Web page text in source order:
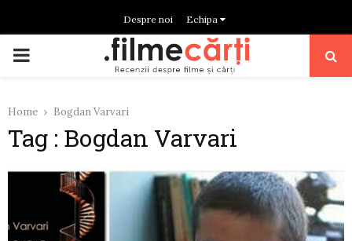
Despre noi Echipa
PRIMARY
Home Bogdan Varvari
Tag : Bogdan Varvari